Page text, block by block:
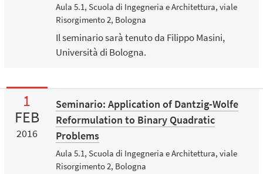
Aula 5.1, Scuola di Ingegneria e Architettura, viale
Risorgimento 2, Bologna
Il seminario sarà tenuto da Filippo Masini,
Università di Bologna.
1
FEB
2016
Seminario: Application of Dantzig-Wolfe
Reformulation to Binary Quadratic
Problems
Aula 5.1, Scuola di Ingegneria e Architettura, viale
Risorgimento 2, Bologna